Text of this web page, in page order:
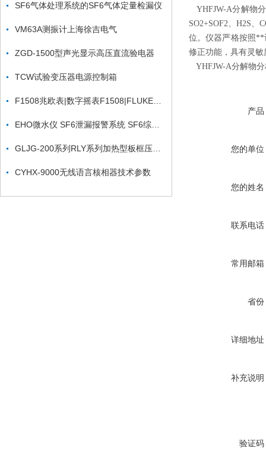
SF6气体处理系统的SF6气体定量检漏仪
VM63A测振计上海徐吉电气
ZGD-1500型声光显示高压直流验电器
TCW试验变压器电源控制箱
CYHX-9000无线语言核相器技术参数
YHFJW-A分解物
SO2+SOF2、H2S
位。仪器严格按照**
修正功能，具有灵
YHFJW-A分解物
产品
您的单位
您的姓名
联系电话
常用邮箱
省份
详细地址
补充说明
验证码